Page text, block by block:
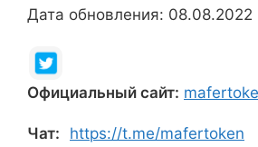
Дата обновления: 08.08.2022
Официальный сайт:
Чат:
https://t.me/mafertoken